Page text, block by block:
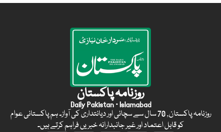
روزنامہ پاکستان
Daily Pakistan · Islamabad
روزنامہ پاکستان, 70 سال سے سچائی اور دیانتداری کی آواز۔ ہم پاکستانی عوام
کو قابل اعتماد اور غیر جانبدارانہ خبریں فراہم کرتے ہیں۔